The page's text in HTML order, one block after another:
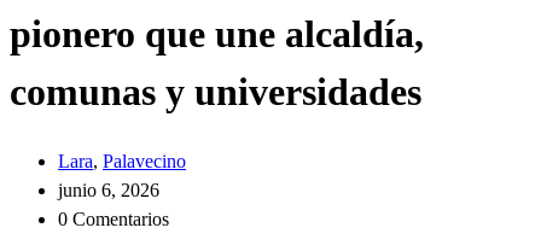
pionero que une alcaldía,
comunas y universidades
Lara, Palavecino
junio 6, 2026
0 Comentarios